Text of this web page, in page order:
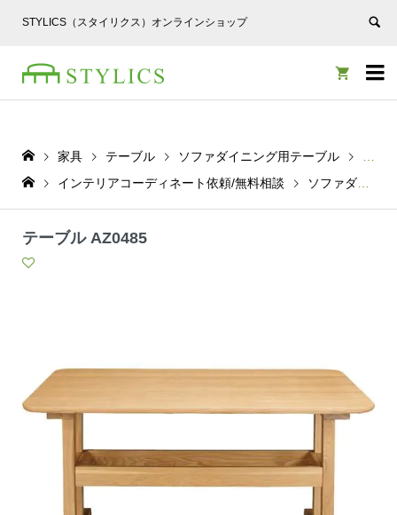
STYLICS（スタイリクス）オンラインショップ


家具 テーブル ソファダイニング用テーブル
インテリアコーディネート依頼/無料相談
ソファダイニング用テーブル
テーブル AZ0485